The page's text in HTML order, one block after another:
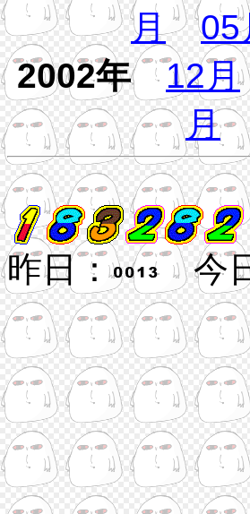
月
05
2002年12月
月
昨日： 今